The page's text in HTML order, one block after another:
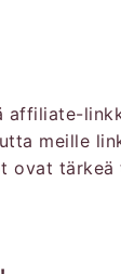
affiliate-
meille
ovat tärkeä